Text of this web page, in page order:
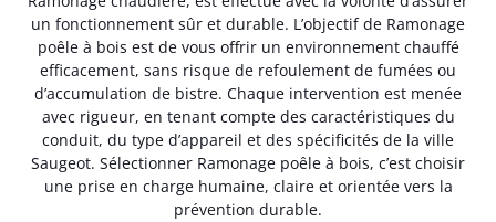
un fonctionnement sûr et durable. L’objectif de Ramonage
poêle à bois est de vous offrir un environnement chauffé
efficacement, sans risque de refoulement de fumées ou
d’accumulation de bistre. Chaque intervention est menée
avec rigueur, en tenant compte des caractéristiques du
conduit, du type d’appareil et des spécificités de la ville
Saugeot. Sélectionner Ramonage poêle à bois, c’est choisir
une prise en charge humaine, claire et orientée vers la
prévention durable.